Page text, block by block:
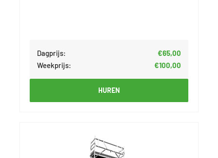
Dagprijs:
€65,00
Weekprijs:
€100,00
HUREN